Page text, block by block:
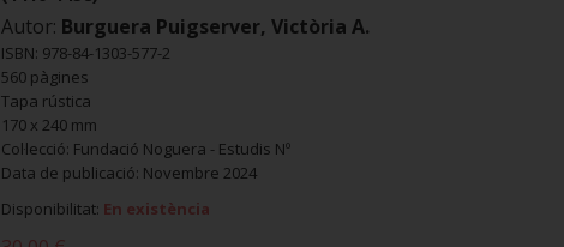
Autor: Burguera Puigserver, Victòria A.
ISBN: 978-84-1303-577-2
560 pàgines
Tapa rústica
170 x 240 mm
Col·lecció: Fundació Noguera - Estudis Nº
Data de publicació: Novembre 2024
Disponibilitat: En existència